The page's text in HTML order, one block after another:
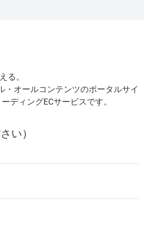
る。
・オールコンテンツのポータルサイ
ディングECサービスです。
い）